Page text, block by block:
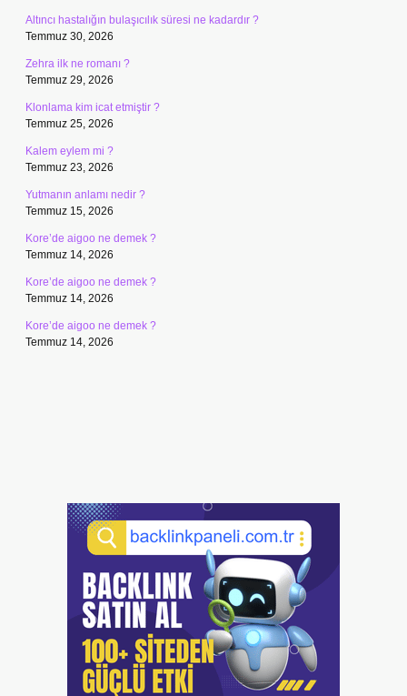
Altıncı hastalığın bulaşıcılık süresi ne kadardır ?
Temmuz 30, 2026
Zehra ilk ne romanı ?
Temmuz 29, 2026
Klonlama kim icat etmiştir ?
Temmuz 25, 2026
Kalem eylem mi ?
Temmuz 23, 2026
Yutmanın anlamı nedir ?
Temmuz 15, 2026
Kore’de aigoo ne demek ?
Temmuz 14, 2026
Kore’de aigoo ne demek ?
Temmuz 14, 2026
Kore’de aigoo ne demek ?
Temmuz 14, 2026